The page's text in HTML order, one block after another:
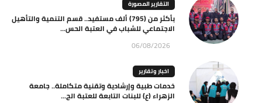
التقارير المصورة
بأكثر من (795) ألف مستفيد.. قسم التنمية والتأهيل
الاجتماعي للشباب في العتبة الحس...
06/08/2026
اخبار وتقارير
خدمات طبية وإرشادية وتقنية متكاملة.. جامعة
الزهراء (ع) للبنات التابعة للعتبة الح...